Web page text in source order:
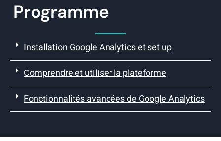
Programme
Installation Google Analytics et set up
Comprendre et utiliser la plateforme
Fonctionnalités avancées de Google Analytics